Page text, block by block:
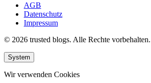
AGB
Datenschutz
Impressum
© 2026 trusted blogs. Alle Rechte vorbehalten.
System
Wir verwenden Cookies